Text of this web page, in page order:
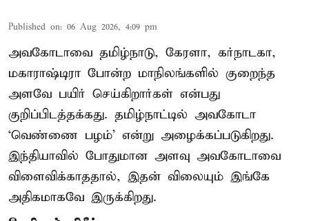
Published on: 06 Aug 2026, 4:09 pm
அவகோடாவை தமிழ்நாடு, கேரளா, கர்நாடகா,
மகாராஷ்டிரா போன்ற மாநிலங்களில் குறைந்த
அளவே பயிர் செய்கிறார்கள் என்பது
குறிப்பிடத்தக்கது. தமிழ்நாட்டில் அவகோடா
‘வெண்ணை பழம்’ என்று அழைக்கப்படுகிறது.
இந்தியாவில் போதுமான அளவு அவகோடாவை
விளைவிக்காததால், இதன் விலையும் இங்கே
அதிகமாகவே இருக்கிறது.